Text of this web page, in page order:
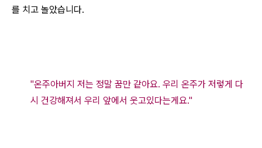
를 치고 놀았습니다.
"온주아버지 저는 정말 꿈만 같아요. 우리 온주가 저렇게 다
시 건강해져서 우리 앞에서 웃고있다는게요."